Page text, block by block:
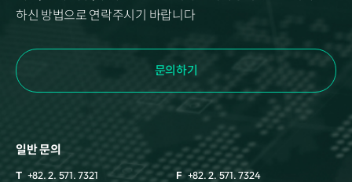
하신 방법으로 연락주시기 바랍니다
문의하기
일반 문의
T +82. 2. 571. 7321 F +82. 2. 571. 7324